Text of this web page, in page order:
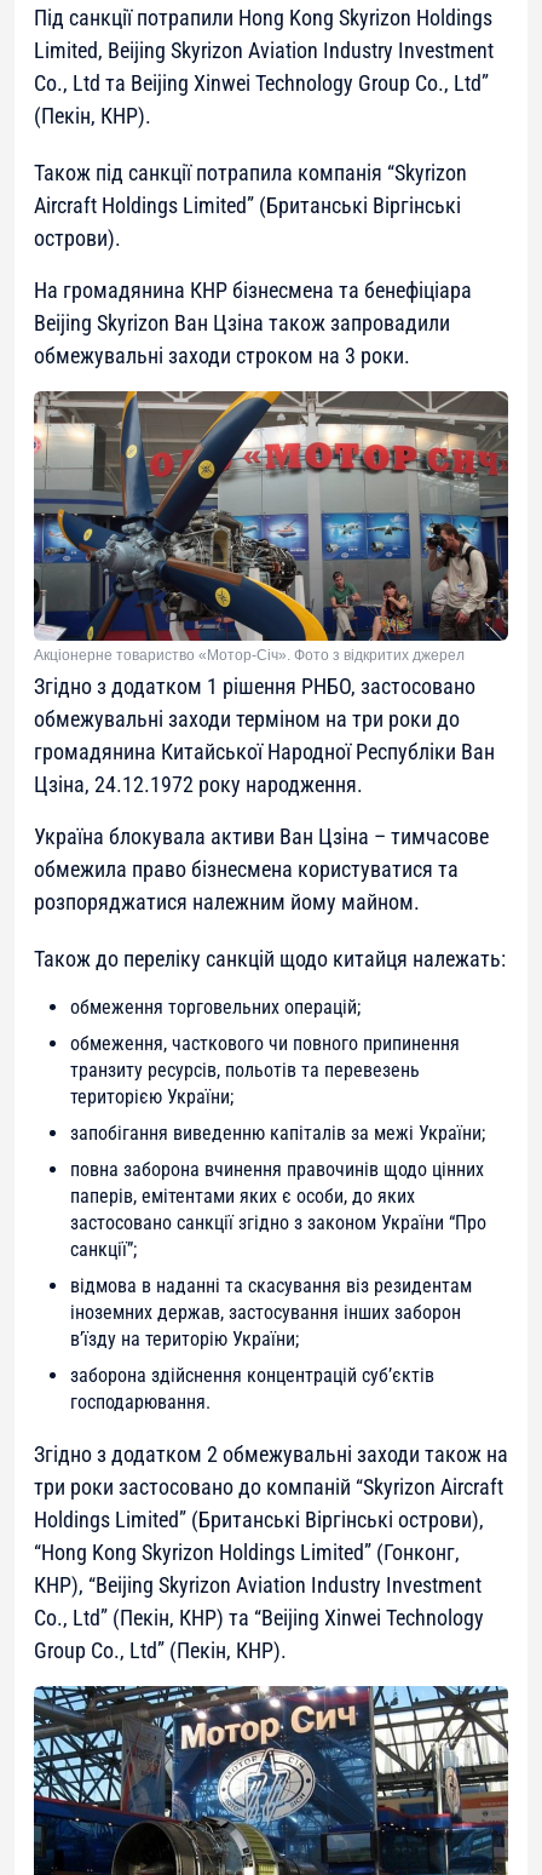
Під санкції потрапили Hong Kong Skyrizon Holdings
Limited, Beijing Skyrizon Aviation Industry Investment
Co., Ltd та Beijing Xinwei Technology Group Co., Ltd”
(Пекін, КНР).
Також під санкції потрапила компанія “Skyrizon
Aircraft Holdings Limited” (Британські Віргінські
острови).
На громадянина КНР бізнесмена та бенефіціара
Beijing Skyrizon Ван Цзіна також запровадили
обмежувальні заходи строком на 3 роки.
Акціонерне товариство «Мотор-Січ». Фото з відкритих джерел
Згідно з додатком 1 рішення РНБО, застосовано
обмежувальні заходи терміном на три роки до
громадянина Китайської Народної Республіки Ван
Цзіна, 24.12.1972 року народження.
Україна блокувала активи Ван Цзіна – тимчасове
обмежила право бізнесмена користуватися та
розпоряджатися належним йому майном.
Також до переліку санкцій щодо китайця належать:
обмеження торговельних операцій;
обмеження, часткового чи повного припинення
транзиту ресурсів, польотів та перевезень
територією України;
запобігання виведенню капіталів за межі України;
повна заборона вчинення правочинів щодо цінних
паперів, емітентами яких є особи, до яких
застосовано санкції згідно з законом України “Про
санкції”;
відмова в наданні та скасування віз резидентам
іноземних держав, застосування інших заборон
в’їзду на територію України;
заборона здійснення концентрацій суб’єктів
господарювання.
Згідно з додатком 2 обмежувальні заходи також на
три роки застосовано до компаній “Skyrizon Aircraft
Holdings Limited” (Британські Віргінські острови),
“Hong Kong Skyrizon Holdings Limited” (Гонконг,
КНР), “Beijing Skyrizon Aviation Industry Investment
Co., Ltd” (Пекін, КНР) та “Beijing Xinwei Technology
Group Co., Ltd” (Пекін, КНР).